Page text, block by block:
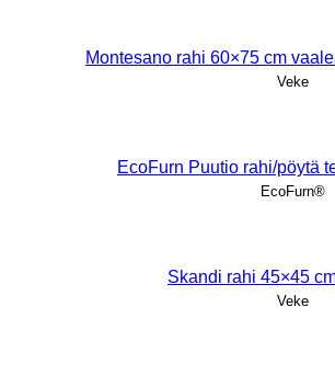
Montesano rahi 60×75 cm
Veke
EcoFurn Puutio rahi/pöytä
EcoFurn®
Skandi rahi 45×45
Veke